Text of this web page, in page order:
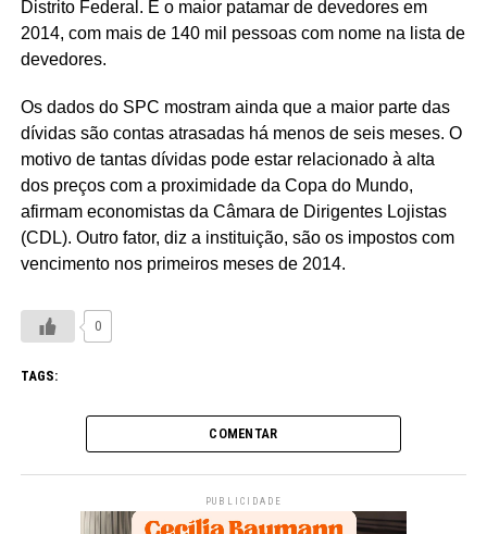
Distrito Federal. É o maior patamar de devedores em
2014, com mais de 140 mil pessoas com nome na lista de
devedores.
Os dados do SPC mostram ainda que a maior parte das
dívidas são contas atrasadas há menos de seis meses. O
motivo de tantas dívidas pode estar relacionado à alta
dos preços com a proximidade da Copa do Mundo,
afirmam economistas da Câmara de Dirigentes Lojistas
(CDL). Outro fator, diz a instituição, são os impostos com
vencimento nos primeiros meses de 2014.
0
TAGS:
COMENTAR
PUBLICIDADE